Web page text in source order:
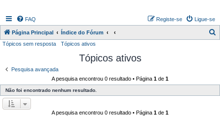
FAQ Ligue-se
Registe-se
Página Principal Índice do Fórum
Tópicos sem resposta Tópicos ativos
Tópicos ativos
Pesquisa avançada
A pesquisa encontrou 0 resultado • Página 1 de 1
Não foi encontrado nenhum resultado.
A pesquisa encontrou 0 resultado • Página 1 de 1